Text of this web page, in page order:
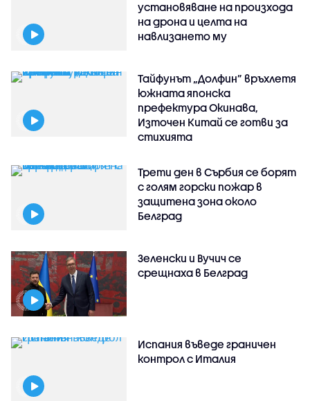
установяване на произхода
на дрона и целта на
навлизането му
Тайфунът „Долфин” връхлетя
южната японска
префектура Окинава,
Източен Китай се готви за
стихията
Трети ден в Сърбия се борят
с голям горски пожар в
защитена зона около
Белград
Зеленски и Вучич се
срещнаха в Белград
Испания въведе граничен
контрол с Италия